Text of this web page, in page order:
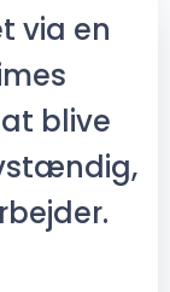
via en
blive